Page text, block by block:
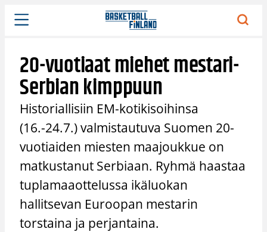
Siirry
sisältöön
20-vuotiaat miehet mestari-
Serbian kimppuun
Historiallisiin EM-kotikisoihinsa
(16.-24.7.) valmistautuva Suomen 20-
vuotiaiden miesten maajoukkue on
matkustanut Serbiaan. Ryhmä haastaa
tuplamaaottelussa ikäluokan
hallitsevan Euroopan mestarin
torstaina ja perjantaina.